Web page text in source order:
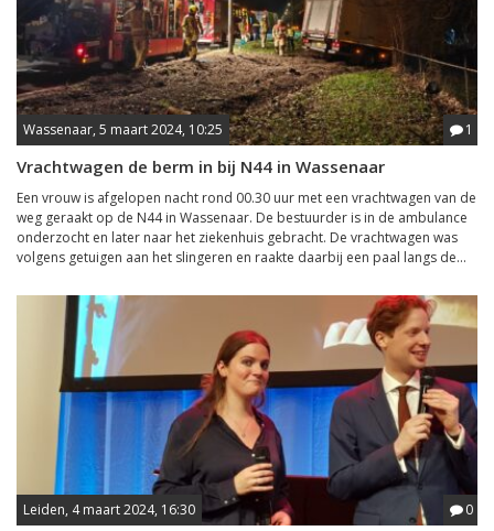
Wassenaar, 5 maart 2024, 10:25 1
Vrachtwagen de berm in bij N44 in Wassenaar
Een vrouw is afgelopen nacht rond 00.30 uur met een vrachtwagen van de
weg geraakt op de N44 in Wassenaar. De bestuurder is in de ambulance
onderzocht en later naar het ziekenhuis gebracht. De vrachtwagen was
volgens getuigen aan het slingeren en raakte daarbij een paal langs de...
Leiden, 4 maart 2024, 16:30 0